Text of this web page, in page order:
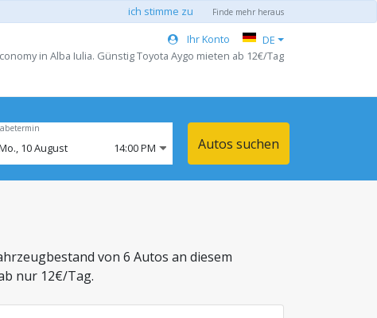
ich stimme zu Finde mehr heraus
Ihr Konto
DE
in Alba Iulia. Günstig Toyota Aygo mieten ab 12€/Tag
10August 14:00 PM Autos suchen
von 6 Autos an diesem
nur 12€/Tag.